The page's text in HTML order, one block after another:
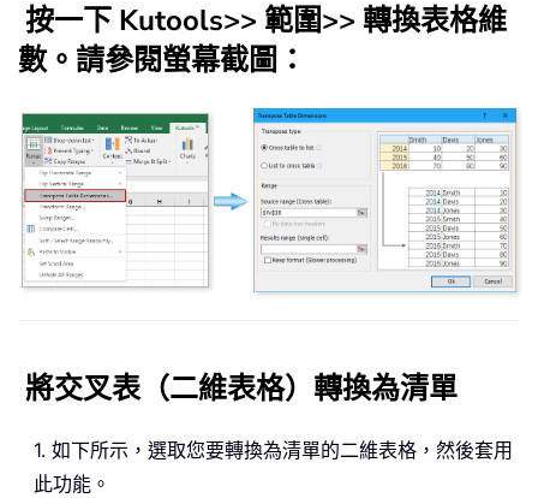
按一下 Kutools>> 範圍>> 轉換表格維
數。請參閱螢幕截圖：
將交叉表（二維表格）轉換為清單
1. 如下所示，選取您要轉換為清單的二維表格，然後套用
此功能。